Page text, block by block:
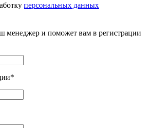
персональных данных
менеджер и поможет вам в регистрации
*